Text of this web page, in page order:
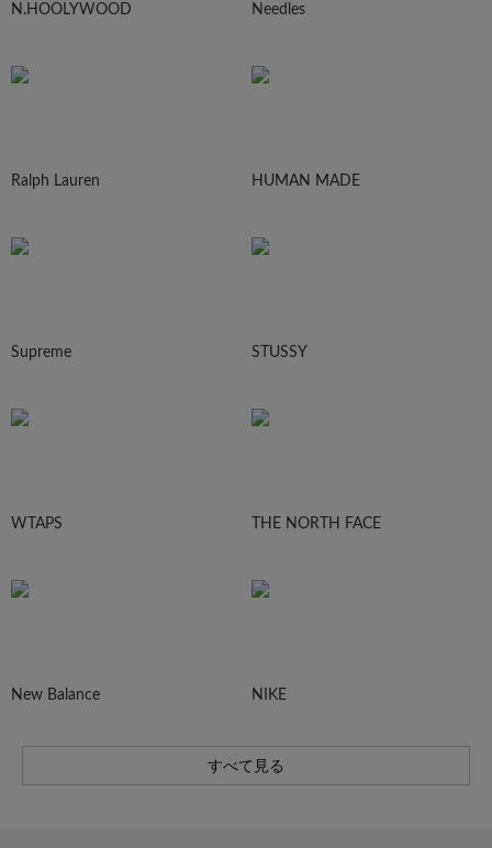
N.HOOLYWOOD Needles
Ralph Lauren HUMAN MADE
Supreme STUSSY
WTAPS THE NORTH FACE
New Balance NIKE
すべて見る